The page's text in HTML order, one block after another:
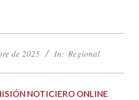
de 2025 In: Regional
NOTICIERO ONLINE